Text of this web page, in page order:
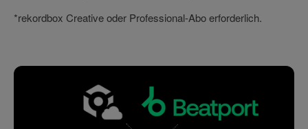
*rekordbox Creative oder Professional-Abo erforderlich.